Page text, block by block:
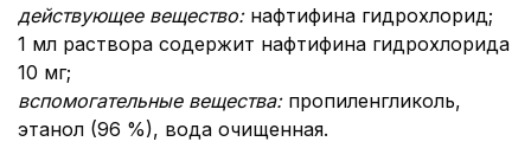
действующее вещество: нафтифина гидрохлорид;
1 мл раствора содержит нафтифина гидрохлорида
10 мг;
вспомогательные вещества: пропиленгликоль,
этанол (96 %), вода очищенная.